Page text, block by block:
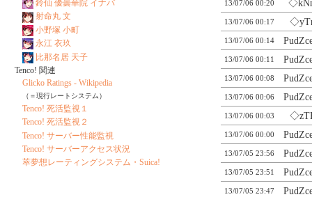
13/07/06 00:20
13/07/06 00:17
13/07/06 00:14
13/07/06 00:11
13/07/06 00:08
13/07/06 00:06
13/07/06 00:03
13/07/06 00:00
13/07/05 23:56
13/07/05 23:51
13/07/05 23:47
鈴仙 優曇華院 イナバ
射命丸 文
小野塚 小町
永江 衣玖
比那名居 天子
Tenco! 関連
Glicko Ratings - Wikipedia
（＝現行レートシステム）
Tenco! 死活監視１
Tenco! 死活監視２
Tenco! サーバー性能監視
Tenco! サーバーアクセス状況
萃夢想レーティングシステム・Suica!